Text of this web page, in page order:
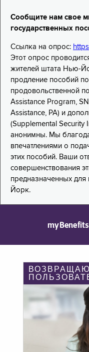
Сообщите нам свое
государственных
Ссылка на опрос:
Этот опрос
жителей штата Нью-
продление пособий
продовольственной
Assistance Program,
Assistance, PA) и
(Supplemental Security
анонимны. Мы
впечатлениями о
этих пособий. Ваши
совершенствования
предназначенных
Йорк.
myBenefits